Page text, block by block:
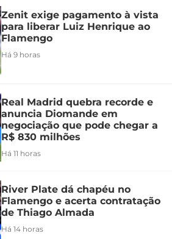
Zenit exige pagamento à vista
para liberar Luiz Henrique ao
Flamengo
Há 9 horas
Real Madrid quebra recorde e
anuncia Diomande em
negociação que pode chegar a
R$ 830 milhões
Há 11 horas
River Plate dá chapéu no
Flamengo e acerta contratação
de Thiago Almada
Há 14 horas